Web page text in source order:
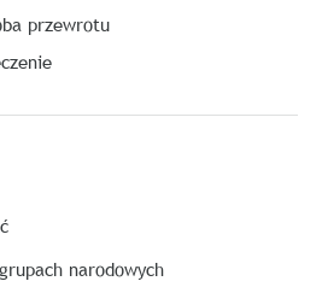
przewrotu
narodowych